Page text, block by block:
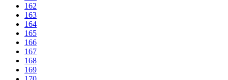
162
163
164
165
166
167
168
169